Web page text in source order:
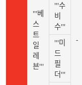
'''베
스
트
일
레
븐'''
-
'''수
비
수'''
'''미
드
필
더'''